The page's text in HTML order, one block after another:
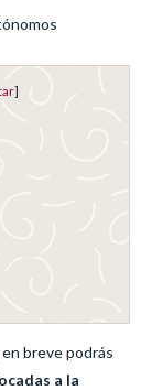
]
en breve podrás
a la